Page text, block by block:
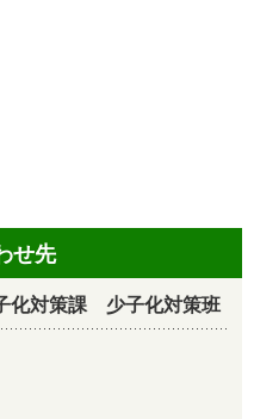
せ先
対策課 少子化対策班